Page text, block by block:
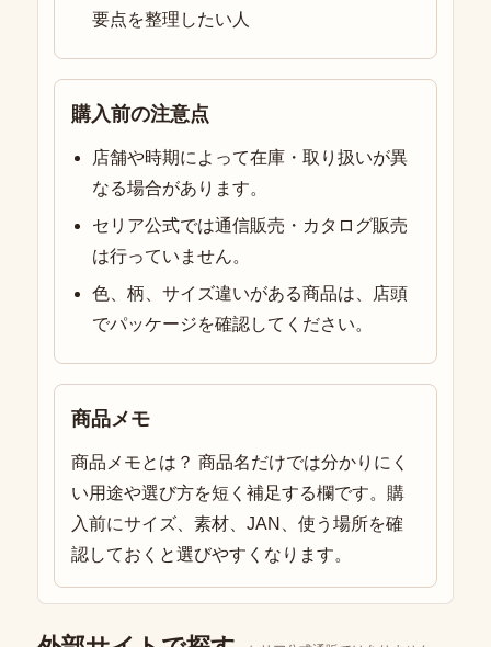
要点を整理したい人
購入前の注意点
店舗や時期によって在庫・取り扱いが異
なる場合があります。
セリア公式では通信販売・カタログ販売
は行っていません。
色、柄、サイズ違いがある商品は、店頭
でパッケージを確認してください。
商品メモ
商品メモとは？ 商品名だけでは分かりにく
い用途や選び方を短く補足する欄です。購
入前にサイズ、素材、JAN、使う場所を確
認しておくと選びやすくなります。